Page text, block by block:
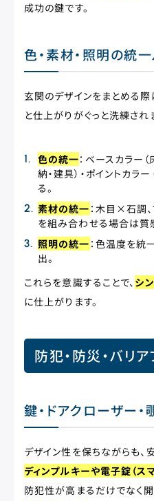
成功の鍵です。
色・素材・照明の統
玄関のデザインをまとめる際
と仕上がりがぐっと洗練され
色の統一：ベースカラー（
納・建具）・ポイントカラ
る。
素材の統一 ：木目×石調
を組み合わせる場合は質
照明の統一 ：色温度を統
出。
これらを意識することで、 シ
に仕上がります。
防犯・防災・バリア
鍵・ドアクローザー
デザイン性を保ちながらも、
ディンプルキーや電子錠（ス
防犯性が高まるだけでなく